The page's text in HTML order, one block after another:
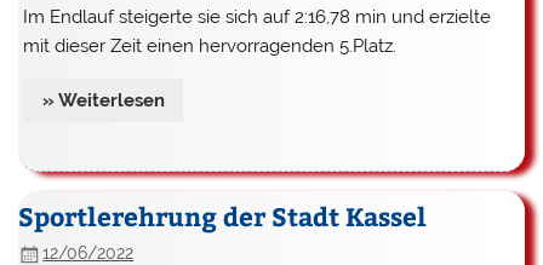
Im Endlauf steigerte sie sich auf 2:16,78 min und erzielte
mit dieser Zeit einen hervorragenden 5.Platz.
» Weiterlesen
Sportlerehrung der Stadt Kassel
12/06/2022